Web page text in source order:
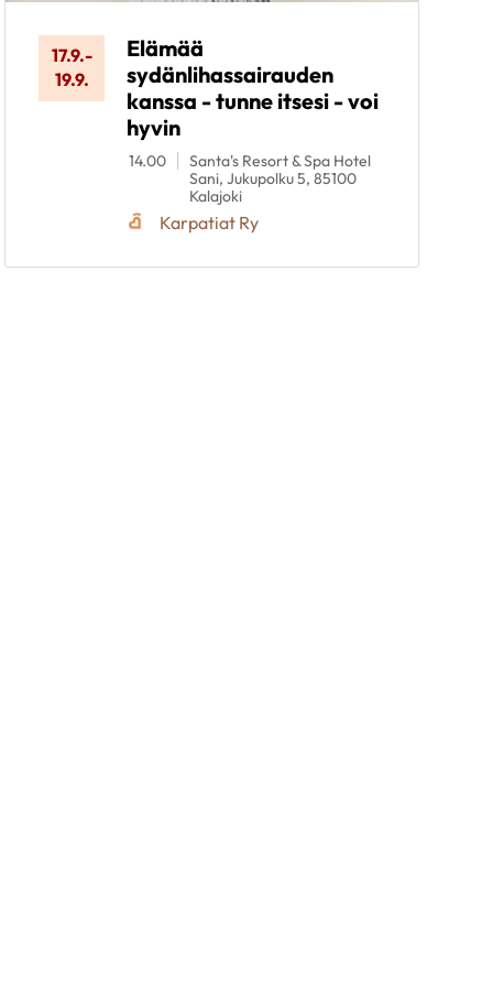
17.9.-
19.9.
Elämää
sydänlihassairauden
kanssa - tunne itsesi - voi
hyvin
14.00
Santa's Resort & Spa Hotel
Sani, Jukupolku 5, 85100
Kalajoki
Karpatiat Ry